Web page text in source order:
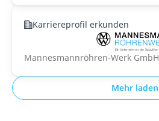
Karriereprofil erkunden
Mannesmannröhren-Werk GmbH
Mehr laden